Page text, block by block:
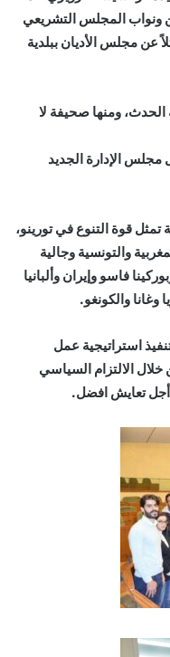
المجلس التشريعي
عن مجلس الأديان ببلدية
الحدث، ومنها صحيفة لا
مجلس الإدارة الجديد
في دورته الجديدة 17 جالية تمثل قوة التنوع في تورينو،
والتونسية وجالية
فاسو وإيران وألبانيا
وغانا والكونغو.
استراتيجية عمل
خلال الالتزام السياسي
أجل تعايش افضل.